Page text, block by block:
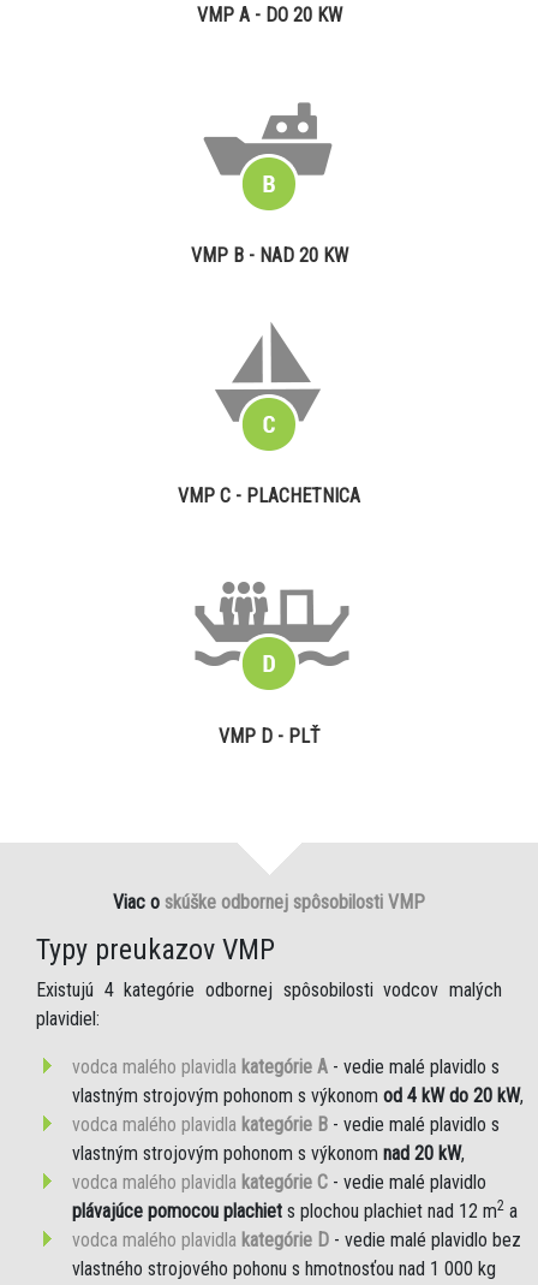
VMP A - DO 20 KW
VMP B - NAD 20 KW
VMP C - PLACHETNICA
VMP D - PLŤ
Viac o skúške odbornej spôsobilosti VMP
Typy preukazov VMP
Existujú 4 kategórie odbornej spôsobilosti vodcov malých
plavidiel:
vodca malého plavidla kategórie A - vedie malé plavidlo s
vlastným strojovým pohonom s výkonom od 4 kW do 20 kW,
vodca malého plavidla kategórie B - vedie malé plavidlo s
vlastným strojovým pohonom s výkonom nad 20 kW,
vodca malého plavidla kategórie C - vedie malé plavidlo
plávajúce pomocou plachiet s plochou plachiet nad 12 m2 a
vodca malého plavidla kategórie D - vedie malé plavidlo bez
vlastného strojového pohonu s hmotnosťou nad 1 000 kg